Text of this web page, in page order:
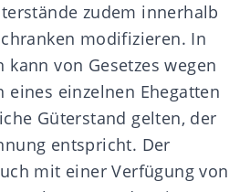
zudem innerhalb
modifizieren. In
von Gesetzes wegen
eines einzelnen Ehegatten
Güterstand gelten, der
entspricht. Der
mit einer Verfügung von